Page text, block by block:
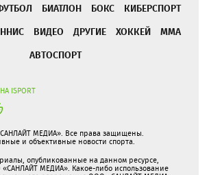
БИАТЛОН БОКС
КИБЕРСПОРТ
ВИДЕО ДРУГИЕ ХОККЕЙ
ММА
АВТОСПОРТ
ISPORT
МЕДИА». Все права защищены.
и объективные новости спорта.
опубликованные на данном ресурсе,
МЕДИА». Какое-либо использование